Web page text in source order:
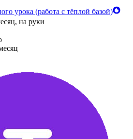
урока (работа с тёплой базой)
на руки